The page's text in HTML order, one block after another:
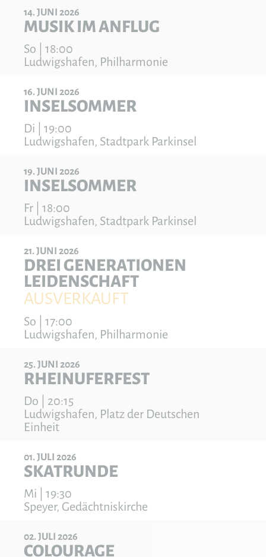
14 JUNI 2026
MUSIK IM ANFLUG
So | 18:00
Ludwigshafen, Philharmonie
16 JUNI 2026
INSELSOMMER
Di | 19:00
Ludwigshafen, Stadtpark Parkinsel
19 JUNI 2026
INSELSOMMER
Fr | 18:00
Ludwigshafen, Stadtpark Parkinsel
21 JUNI 2026
DREI GENERATIONEN
LEIDENSCHAFT
AUSVERKAUFT
So | 17:00
Ludwigshafen, Philharmonie
25 JUNI 2026
RHEINUFERFEST
Do | 20:15
Ludwigshafen, Platz der Deutschen
Einheit
01 JULI 2026
SKATRUNDE
Mi | 19:30
Speyer, Gedächtniskirche
02 JULI 2026
COLOURAGE